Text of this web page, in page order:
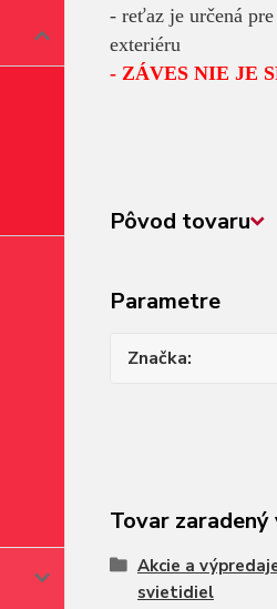
- reťaz je určená
exteriéru
- ZÁVES NIE JE
Pôvod tovaru
Parametre
Značka
Tovar
Akcie a
svietidiel